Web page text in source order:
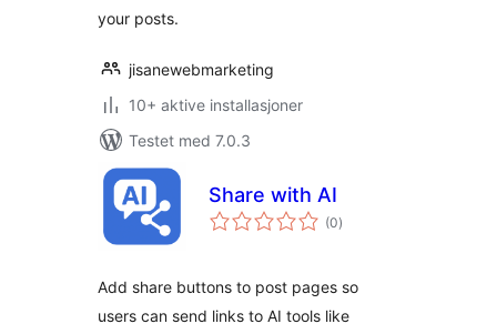
your posts.
jisanewebmarketing
10+ aktive installasjoner
Testet med 7.0.3
Share with AI
(0totale
vurderinger
)
Add share buttons to post pages so
users can send links to AI tools like